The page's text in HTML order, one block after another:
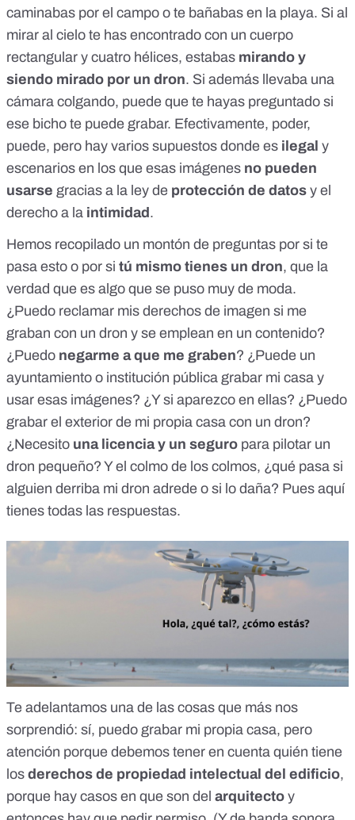
caminabas por el campo o te bañabas en la playa. Si al
mirar al cielo te has encontrado con un cuerpo
rectangular y cuatro hélices, estabas mirando y
siendo mirado por un dron. Si además llevaba una
cámara colgando, puede que te hayas preguntado si
ese bicho te puede grabar. Efectivamente, poder,
puede, pero hay varios supuestos donde es ilegal y
escenarios en los que esas imágenes no pueden
usarse gracias a la ley de protección de datos y el
derecho a la intimidad .
Hemos recopilado un montón de preguntas por si te
pasa esto o por si tú mismo tienes un dron, que la
verdad que es algo que se puso muy de moda.
¿Puedo reclamar mis derechos de imagen si me
graban con un dron y se emplean en un contenido?
¿Puedo negarme a que me graben? ¿Puede un
ayuntamiento o institución pública grabar mi casa y
usar esas imágenes? ¿Y si aparezco en ellas? ¿Puedo
grabar el exterior de mi propia casa con un dron?
¿Necesito una licencia y un seguro para pilotar un
dron pequeño? Y el colmo de los colmos, ¿qué pasa si
alguien derriba mi dron adrede o si lo daña? Pues aquí
tienes todas las respuestas.
Te adelantamos una de las cosas que más nos
sorprendió: sí, puedo grabar mi propia casa, pero
atención porque debemos tener en cuenta quién tiene
los derechos de propiedad intelectual del edificio,
porque hay casos en que son del arquitecto y